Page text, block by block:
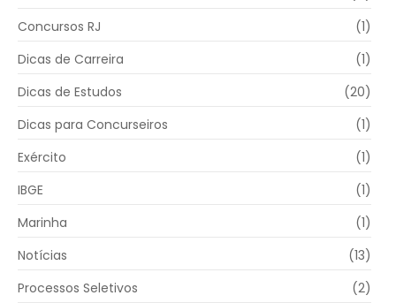
Concursos RJ
(1)
Dicas de Carreira
(1)
Dicas de Estudos
(20)
Dicas para Concurseiros
(1)
Exército
(1)
IBGE
(1)
Marinha
(1)
Notícias
(13)
Processos Seletivos
(2)